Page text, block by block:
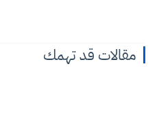
مقالات قد تهمك